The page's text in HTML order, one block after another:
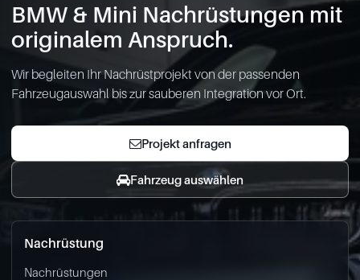
BMW & Mini Nachrüstungen mit
originalem Anspruch.
Wir begleiten Ihr Nachrüstprojekt von der passenden
Fahrzeugauswahl bis zur sauberen Integration vor Ort.
Projekt anfragen
Fahrzeug auswählen
Nachrüstung
Nachrüstungen